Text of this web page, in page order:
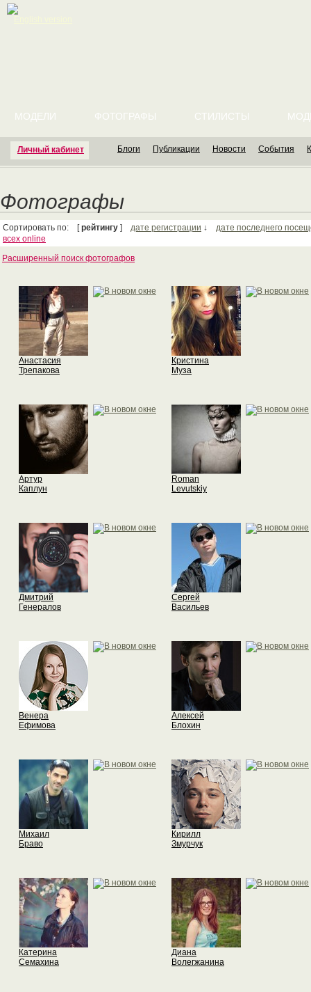
Личный кабинет
МОДЕЛИ ФОТОГРАФЫ СТИЛИСТЫ
Блоги Публикации Новости События
Фотографы
Сортировать по: [рейтингу ] дате регистрации ↓ дате последнего
всех online
Расширенный поиск фотографов
Анастасия
Трепакова
Кристина
Муза
Артур
Каплун
Roman
Levutskiy
Дмитрий
Генералов
Сергей
Васильев
Венера
Ефимова
Алексей
Блохин
Михаил
Браво
Кирилл
Змурчук
Катерина
Семахина
Диана
Волегжанина